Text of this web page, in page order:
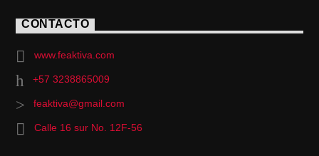
CONTACTO
www.feaktiva.com
+57 3238865009
feaktiva@gmail.com
Calle 16 sur No. 12F-56